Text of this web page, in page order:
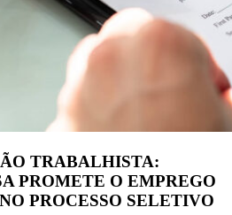
TRABALHISTA:
PROMETE O EMPREGO
PROCESSO SELETIVO